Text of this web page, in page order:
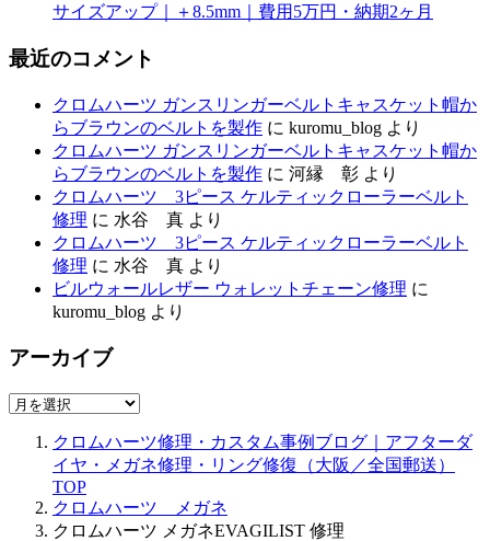
サイズアップ｜＋8.5mm｜費用5万円・納期2ヶ月
最近のコメント
クロムハーツ ガンスリンガーベルトキャスケット帽か
らブラウンのベルトを製作 に kuromu_blog より
クロムハーツ ガンスリンガーベルトキャスケット帽か
らブラウンのベルトを製作 に 河縁 彰 より
クロムハーツ 3ピース ケルティックローラーベルト
修理 に 水谷 真 より
クロムハーツ 3ピース ケルティックローラーベルト
修理 に 水谷 真 より
ビルウォールレザー ウォレットチェーン修理 に
kuromu_blog より
アーカイブ
ア
クロムハーツ修理・カスタム事例ブログ｜アフターダ
イヤ・メガネ修理・リング修復（大阪／全国郵送）
TOP
クロムハーツ メガネ
クロムハーツ メガネEVAGILIST 修理